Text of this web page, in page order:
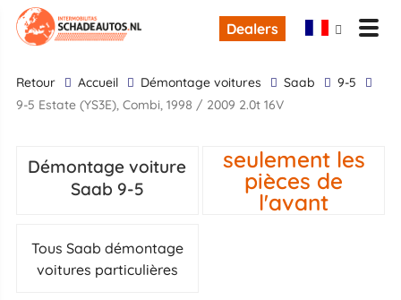
Dealers
retour Accueil Démontage voitures Saab
9-5
9-5 Estate (YS3E), Combi, 1998 / 2009 2.0t 16V
Démontage voiture
Saab 9-5
seulement les
pièces de
l'avant
Tous Saab démontage
voitures particulières